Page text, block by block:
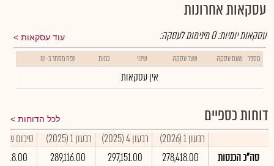
עסקאות אחרונות
עוד עסקאות עסקאות יומיות:0מינימום לעסקה:
מספר שעת עסקה שער עסקה שינוי כמות נפח מסחר ב- ₪
אין עסקאות
דוחות כספיים לכל הדוחות
רבעון 1 (2026) רבעון 4 (2025) רבעון 1 (2025)
סיכום שנתי
סה"כ הכנסות
278,418.00
297,151.00
289,116.00